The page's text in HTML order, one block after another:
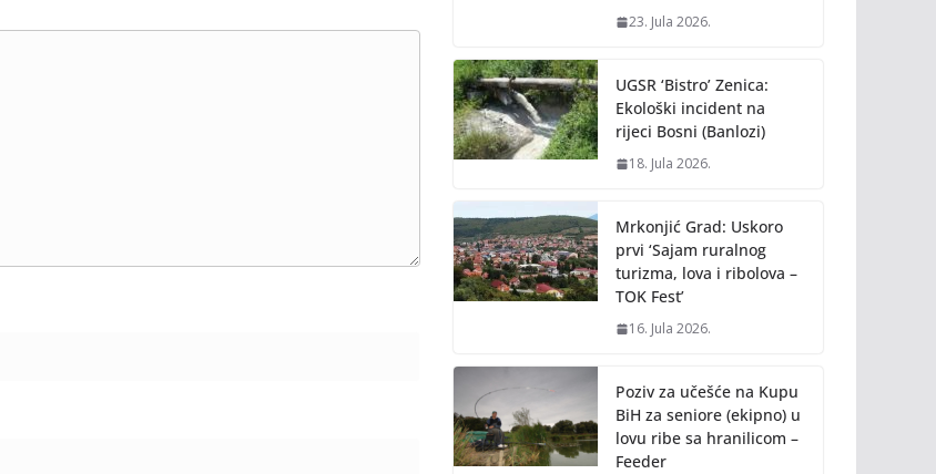
23. Jula 2026.
UGSR ‘Bistro’ Zenica:
Ekološki incident na
rijeci Bosni (Banlozi)
18. Jula 2026.
Mrkonjić Grad: Uskoro
prvi ‘Sajam ruralnog
turizma, lova i ribolova –
TOK Fest’
16. Jula 2026.
Poziv za učešće na Kupu
BiH za seniore (ekipno) u
lovu ribe sa hranilicom –
Feeder